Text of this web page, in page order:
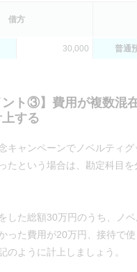
借方
30,000 普通
ント③】費用が複数混
する
キャンペーンでノベルティグ
たという場合は、勘定科目
した総額30万円のうち、ノベ
った費用が20万円、接待で
のように計上しましょう。